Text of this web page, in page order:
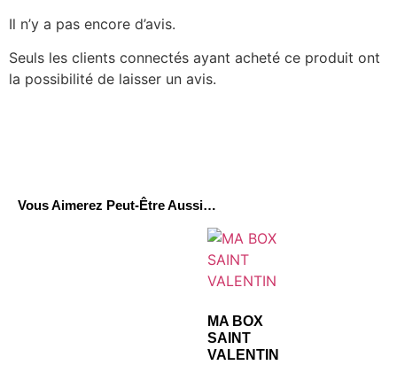
Il n’y a pas encore d’avis.
Seuls les clients connectés ayant acheté ce produit ont
la possibilité de laisser un avis.
Vous Aimerez Peut-Être Aussi…
MA BOX
SAINT
VALENTIN